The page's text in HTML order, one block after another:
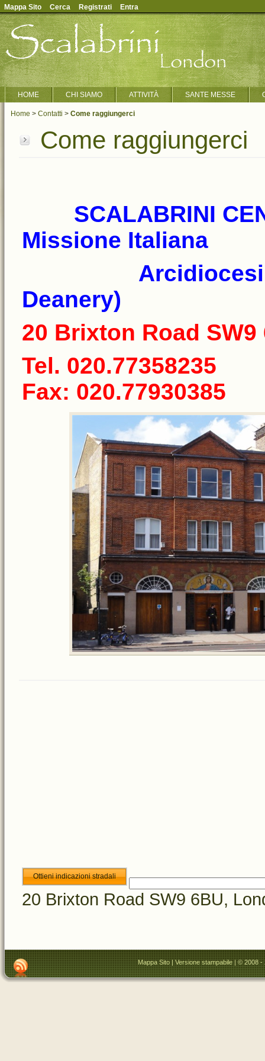
HOME CHI SIAMO ATTIVITÀ SANTE MESSE
Home > Contatti > Come raggiungerci
Come raggiungerci
SCALABRINI
Missione Italiana
Arcidiocesi di
Deanery)
20 Brixton Road
Tel. 020.77358235
Fax: 020.77930385
20 Brixton Road SW9 6BU,
Mappa Sito|Versione stampabile| © 2008 -
Mappa Sito Cerca Registrati Entra